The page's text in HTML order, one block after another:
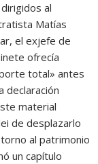
al
Matías
el exjefe de
ofrecía
total» antes
declaración
material
de desplazarlo
al patrimonio
un capítulo